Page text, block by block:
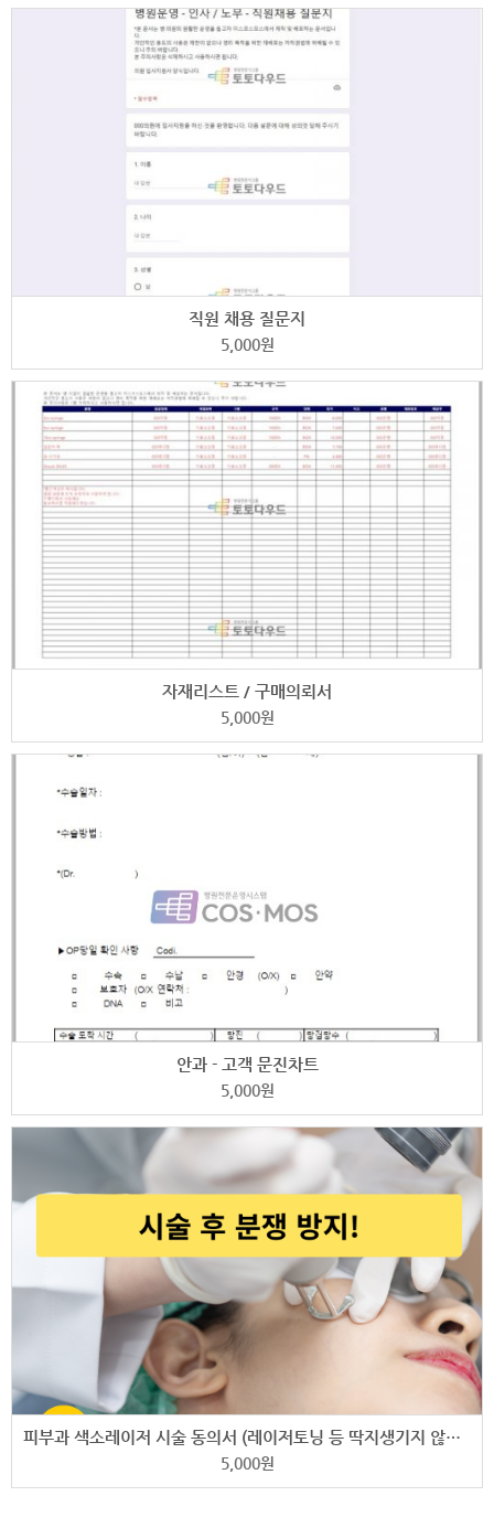
직원 채용 질문지
5,000원
자재리스트 / 구매의뢰서
5,000원
안과 - 고객 문진차트
5,000원
피부과 색소레이저 시술 동의서 (레이저토닝 등 딱지생기지 않는 치료에 적합)
5,000원